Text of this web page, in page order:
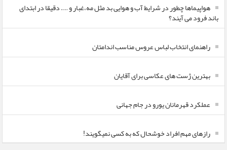
هواپیماها چطور در شرایط آب و هوایی بد مثل مه،غبار و …. دقیقا در ابتدای
باند فرود می آیند؟
راهنمای انتخاب لباس عروس مناسب اندامتان
بهترین ژست های عکاسی برای آقایان
عملکرد قهرمانان یورو در جام جهانی
رازهای مهم افراد خوشحال که به کسی نمیگویند!